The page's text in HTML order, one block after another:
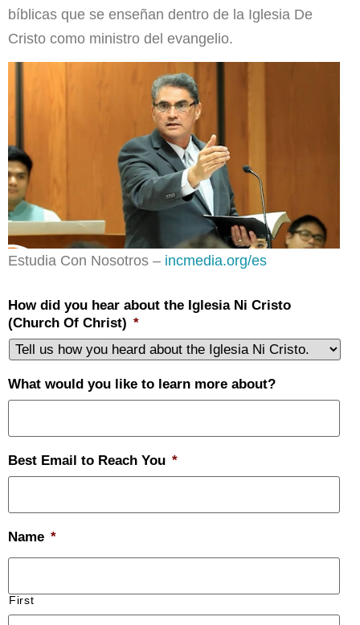
bíblicas que se enseñan dentro de la Iglesia De
Cristo como ministro del evangelio.
Estudia Con Nosotros – incmedia.org/es
How did you hear about the Iglesia Ni Cristo
(Church Of Christ) *
What would you like to learn more about?
Best Email to Reach You *
Name *
First